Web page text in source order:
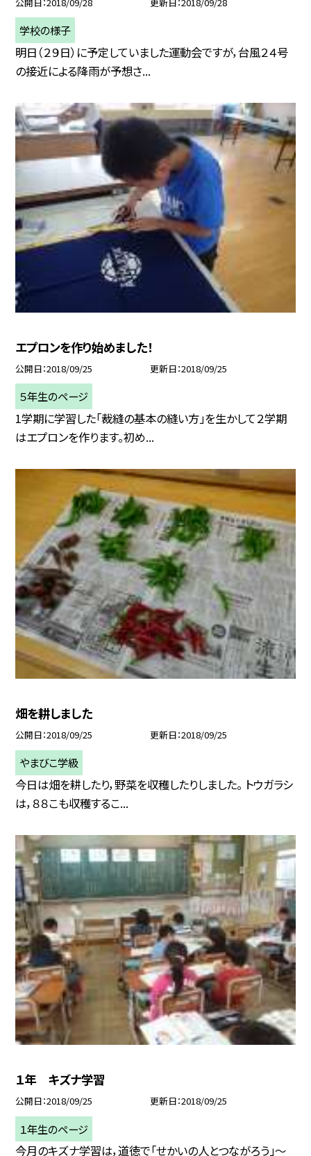
学校の様子
明日（２９日）に予定していました運動会ですが，台風２４号
の接近による降雨が予想さ...
エプロンを作り始めました！
公開日 2018/09/25 更新日 2018/09/25
５年生のページ
1学期に学習した「裁縫の基本の縫い方」を生かして２学期
はエプロンを作ります。初め...
畑を耕しました
公開日 2018/09/25 更新日 2018/09/25
やまびこ学級
今日は畑を耕したり，野菜を収穫したりしました。 トウガラシ
は，８８こも収穫するこ...
１年 キズナ学習
公開日 2018/09/25 更新日 2018/09/25
１年生のページ
今月のキズナ学習は，道徳で「せかいの人とつながろう」〜